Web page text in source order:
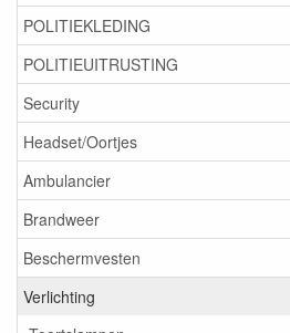
POLITIEKLEDING
POLITIEUITRUSTING
Security
Headset/Oortjes
Ambulancier
Brandweer
Beschermvesten
Verlichting